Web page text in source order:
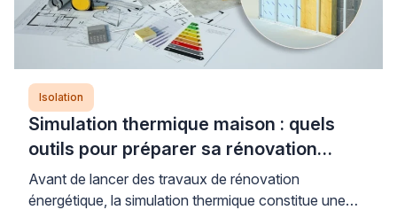
Isolation
Simulation thermique maison : quels
outils pour préparer sa rénovation
énergétique ?
Avant de lancer des travaux de rénovation
énergétique, la simulation thermique constitue une